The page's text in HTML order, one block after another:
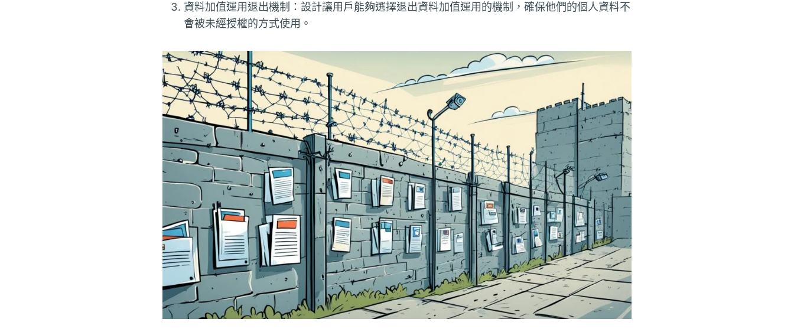
資料加值運用退出機制：設計讓用戶能夠選擇退出資料加值運用的機制，確保他們的個人資料不
會被未經授權的方式使用。